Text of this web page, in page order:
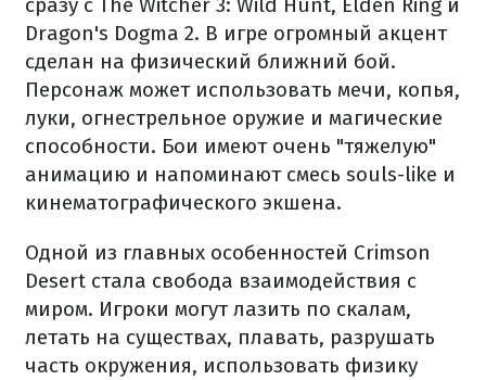
сразу с The Witcher 3: Wild Hunt, Elden Ring и
Dragon's Dogma 2. В игре огромный акцент
сделан на физический ближний бой.
Персонаж может использовать мечи, копья,
луки, огнестрельное оружие и магические
способности. Бои имеют очень "тяжелую"
анимацию и напоминают смесь souls-like и
кинематографического экшена.
Одной из главных особенностей Crimson
Desert стала свобода взаимодействия с
миром. Игроки могут лазить по скалам,
летать на существах, плавать, разрушать
часть окружения, использовать физику